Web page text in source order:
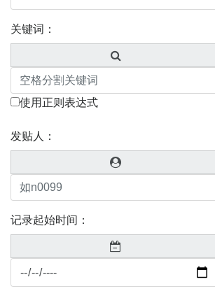
关键词：
使用正则表达式
发贴人：
记录起始时间：